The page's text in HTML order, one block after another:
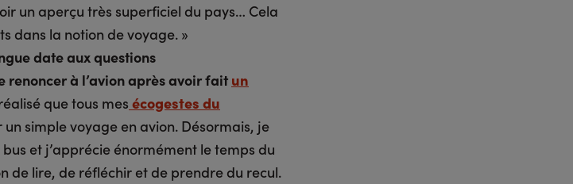
un aperçu très superficiel du pays… Cela
dans la notion de voyage. »
date aux questions
à l’avion après avoir fait un
réalisé que tous mesécogestes du
simple voyage en avion. Désormais, je
et j’apprécie énormément le temps du
de lire, de réfléchir et de prendre du recul.